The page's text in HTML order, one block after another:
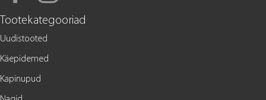
Tootekategooriad
Uudistooted
Käepidemed
Kapinupud